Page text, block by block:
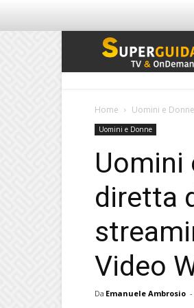
Home Uomini e Donne
Uomini e Donne
Uomini
diretta
Video
Da Emanuele Ambrosio -